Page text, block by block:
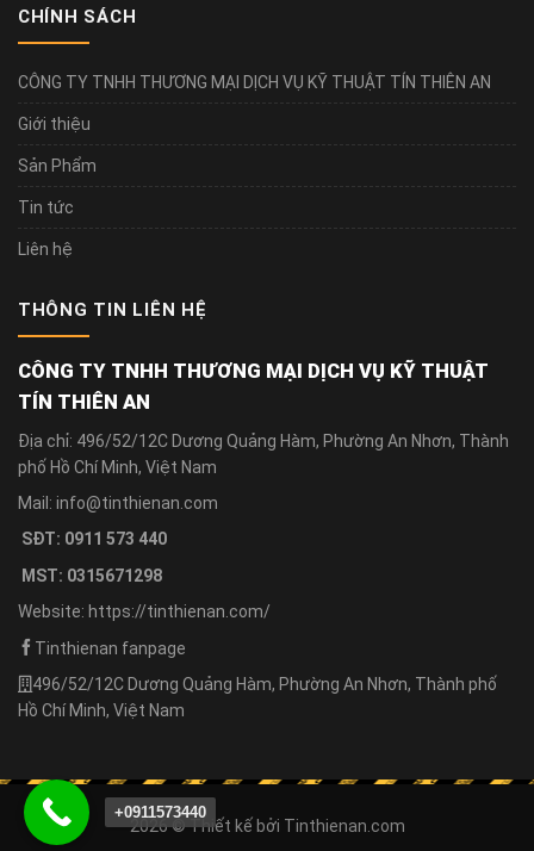
CHÍNH SÁCH
CÔNG TY TNHH THƯƠNG MẠI DỊCH VỤ KỸ THUẬT TÍN THIÊN AN
Giới thiệu
Sản Phẩm
Tin tức
Liên hệ
THÔNG TIN LIÊN HỆ
CÔNG TY TNHH THƯƠNG MẠI DỊCH VỤ KỸ THUẬT
TÍN THIÊN AN
Địa chỉ: 496/52/12C Dương Quảng Hàm, Phường An Nhơn, Thành
phố Hồ Chí Minh, Việt Nam
Mail: info@tinthienan.com
SĐT: 0911 573 440
MST: 0315671298
Website: https://tinthienan.com/
Tinthienan fanpage
496/52/12C Dương Quảng Hàm, Phường An Nhơn, Thành phố
Hồ Chí Minh, Việt Nam
2026 © Thiết kế bởi Tinthienan.com
+0911573440